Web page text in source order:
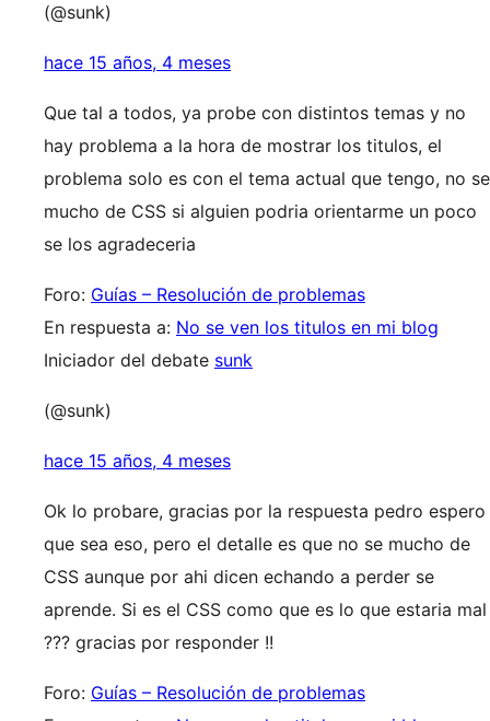
(@sunk)
hace 15 años, 4 meses
Que tal a todos, ya probe con distintos temas y no
hay problema a la hora de mostrar los titulos, el
problema solo es con el tema actual que tengo, no se
mucho de CSS si alguien podria orientarme un poco
se los agradeceria
Foro: Guías – Resolución de problemas
En respuesta a: No se ven los titulos en mi blog
Iniciador del debate sunk
(@sunk)
hace 15 años, 4 meses
Ok lo probare, gracias por la respuesta pedro espero
que sea eso, pero el detalle es que no se mucho de
CSS aunque por ahi dicen echando a perder se
aprende. Si es el CSS como que es lo que estaria mal
??? gracias por responder !!
Foro: Guías – Resolución de problemas